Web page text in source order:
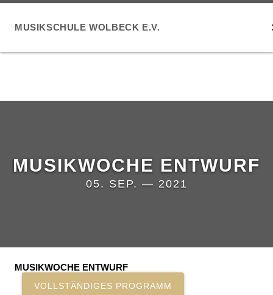
MUSIKSCHULE WOLBECK E.V.
MUSIKWOCHE ENTWURF
05. SEP. — 2021
MUSIKWOCHE ENTWURF
VOLLSTÄNDIGES PROGRAMM